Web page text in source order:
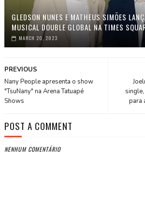
GLEDSON NUNES E MATHEUS SIMÕES
MUSICAL DOUBLE GLOBAL NA TIMES
MARCH 20, 2023
single,
para
PREVIOUS
Nany People apresenta o show
"TsuNany" na Arena Tatuapé
Shows
POST A COMMENT
NENHUM COMENTÁRIO